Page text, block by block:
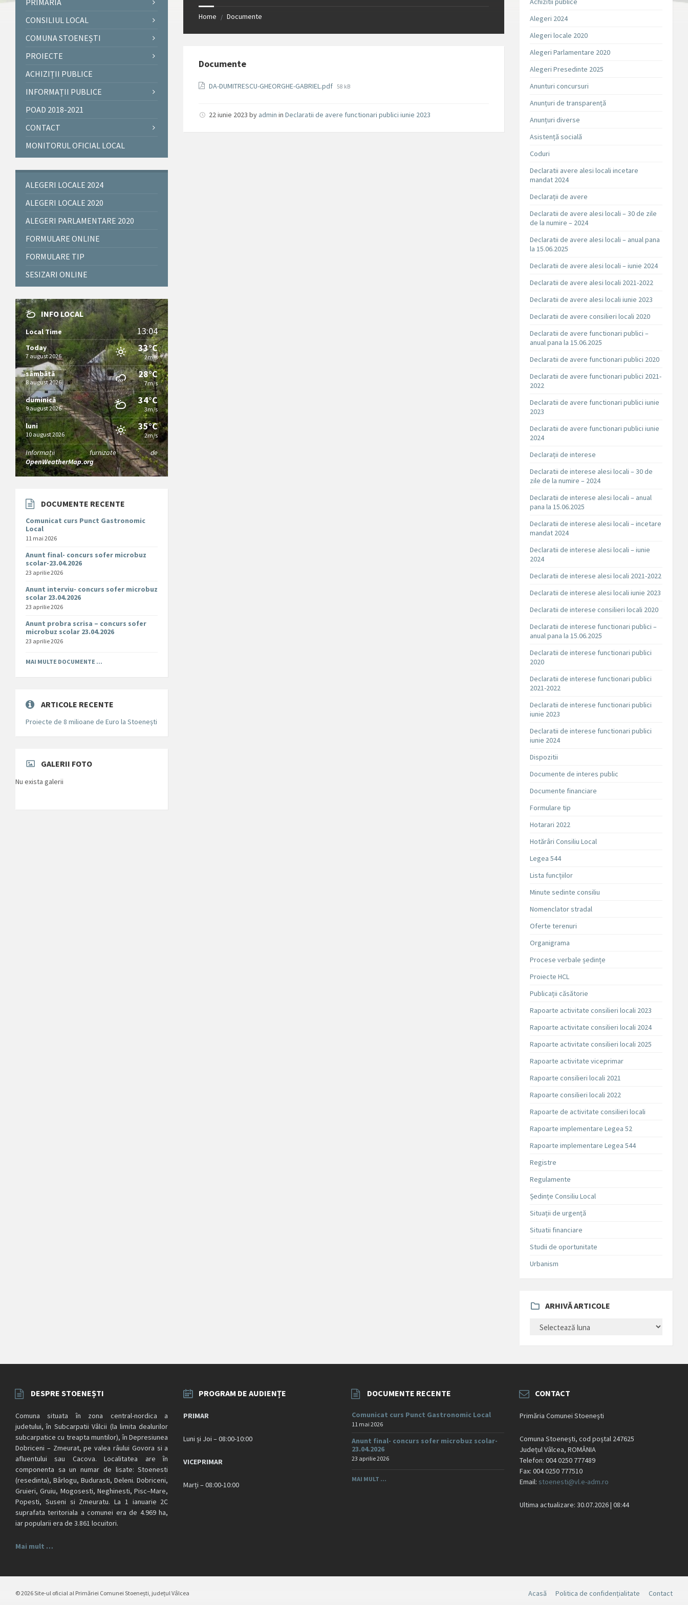
Home / Documente
Documente
DA-DUMITRESCU-GHEORGHE-GABRIEL.pdf File
58 kB
22 iunie 2023by admin inDeclaratii de avere functionari publici iunie 2023
PRIMĂRIA
CONSILIUL LOCAL
COMUNA STOENEȘTI
PROIECTE
ACHIZIȚII PUBLICE
INFORMAȚII PUBLICE
POAD 2018-2021
CONTACT
MONITORUL OFICIAL LOCAL
ALEGERI LOCALE 2024
ALEGERI LOCALE 2020
ALEGERI PARLAMENTARE 2020
FORMULARE ONLINE
FORMULARE TIP
SESIZARI ONLINE
INFO LOCAL
Local Time 13:04
Today
7 august 2026
33°C
2m/s
sâmbătă
8 august 2026
28°C
7m/s
duminică
9 august 2026
34°C
3m/s
luni
10 august 2026
35°C
2m/s
Informații furnizate de
OpenWeatherMap.org
DOCUMENTE RECENTE
Comunicat curs Punct Gastronomic
Local
11 mai 2026
Anunt final- concurs sofer microbuz
scolar-23.04.2026
23 aprilie 2026
Anunt interviu- concurs sofer microbuz
scolar 23.04.2026
23 aprilie 2026
Anunt probra scrisa – concurs sofer
microbuz scolar 23.04.2026
23 aprilie 2026
MAI MULTE DOCUMENTE ...
ARTICOLE RECENTE
Proiecte de 8 milioane de Euro la Stoenești
GALERII FOTO
Nu exista galerii
Alegeri 2024
Alegeri locale 2020
Alegeri Parlamentare 2020
Alegeri Presedinte 2025
Anunturi concursuri
Anunțuri de transparență
Anunțuri diverse
Asistență socială
Coduri
Declaratii avere alesi locali incetare
mandat 2024
Declarații de avere
Declaratii de avere alesi locali – 30 de zile
de la numire – 2024
Declaratii de avere alesi locali – anual pana
la 15.06.2025
Declaratii de avere alesi locali – iunie 2024
Declaratii de avere alesi locali 2021-2022
Declaratii de avere alesi locali iunie 2023
Declaratii de avere consilieri locali 2020
Declaratii de avere functionari publici –
anual pana la 15.06.2025
Declaratii de avere functionari publici 2020
Declaratii de avere functionari publici 2021-
2022
Declaratii de avere functionari publici iunie
2023
Declaratii de avere functionari publici iunie
2024
Declarații de interese
Declaratii de interese alesi locali – 30 de
zile de la numire – 2024
Declaratii de interese alesi locali – anual
pana la 15.06.2025
Declaratii de interese alesi locali – incetare
mandat 2024
Declaratii de interese alesi locali – iunie
2024
Declaratii de interese alesi locali 2021-2022
Declaratii de interese alesi locali iunie 2023
Declaratii de interese consilieri locali 2020
Declaratii de interese functionari publici –
anual pana la 15.06.2025
Declaratii de interese functionari publici
2020
Declaratii de interese functionari publici
2021-2022
Declaratii de interese functionari publici
iunie 2023
Declaratii de interese functionari publici
iunie 2024
Dispozitii
Documente de interes public
Documente financiare
Formulare tip
Hotarari 2022
Hotărâri Consiliu Local
Legea 544
Lista funcțiilor
Minute sedinte consiliu
Nomenclator stradal
Oferte terenuri
Organigrama
Procese verbale ședințe
Proiecte HCL
Publicații căsătorie
Rapoarte activitate consilieri locali 2023
Rapoarte activitate consilieri locali 2024
Rapoarte activitate consilieri locali 2025
Rapoarte activitate viceprimar
Rapoarte consilieri locali 2021
Rapoarte consilieri locali 2022
Rapoarte de activitate consilieri locali
Rapoarte implementare Legea 52
Rapoarte implementare Legea 544
Registre
Regulamente
Ședințe Consiliu Local
Situații de urgență
Situatii financiare
Studii de oportunitate
Urbanism
ARHIVĂ ARTICOLE
ARTICOLE
DESPRE STOENEȘTI
Comuna situata în zona central-nordica a
judetului, în Subcarpatii Vâlcii (la limita dealurilor
subcarpatice cu treapta muntilor), în Depresiunea
Dobriceni – Zmeurat, pe valea râului Govora si a
afluentului sau Cacova. Localitatea are în
componenta sa un numar de lisate: Stoenesti
(resedinta), Bârlogu, Budurasti, Deleni. Dobriceni,
Gruieri, Gruiu, Mogosesti, Neghinesti, Pisc–Mare,
Popesti, Suseni si Zmeuratu. La 1 ianuarie 2C
suprafata teritoriala a comunei era de 4.969 ha,
iar popularii era de 3.861 locuitori.
Mai mult …
PROGRAM DE AUDIENȚE
PRIMAR
Luni și Joi – 08:00-10:00
VICEPRIMAR
Marți – 08:00-10:00
DOCUMENTE RECENTE
Comunicat curs Punct Gastronomic Local
11 mai 2026
Anunt final- concurs sofer microbuz scolar-
23.04.2026
23 aprilie 2026
MAI MULT ...
CONTACT
Primăria Comunei Stoenești
Comuna Stoenești, cod poștal 247625
Județul Vâlcea, ROMÂNIA
Telefon: 004 0250 777489
Fax: 004 0250 777510
Email: stoenesti@vl.e-adm.ro
Ultima actualizare: 30.07.2026 | 08:44
Acasă Politica de confidențialitate Contact
© 2026 Site-ul oficial al Primăriei Comunei Stoenești, județul Vâlcea